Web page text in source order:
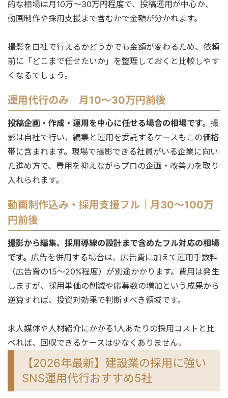
的な相場は月10万〜30万円程度で、投稿運用が中心か、
動画制作や採用支援まで含むかで金額が分かれます。
撮影を自社で行えるかどうかでも金額が変わるため、依頼
前に「どこまで任せたいか」を整理しておくと比較しやす
くなるでしょう。
運用代行のみ｜月10〜30万円前後
投稿企画・作成・運用を中心に任せる場合の相場です。 撮
影は自社で行い、編集と運用を委託するケースもこの価格
帯に含まれます。現場で撮影できる社員がいる企業に向い
た進め方で、費用を抑えながらプロの企画・改善力を取り
入れられます。
動画制作込み・採用支援フル｜月30〜100万
円前後
撮影から編集、採用導線の設計まで含めたフル対応の相場
です。 広告を併用する場合は、広告費に加えて運用手数料
（広告費の15〜20%程度）が別途かかります。費用は発生
しますが、採用単価の削減や応募数の増加という成果から
逆算すれば、投資対効果で判断すべき領域です。
求人媒体や人材紹介にかかる1人あたりの採用コストと比
べれば、回収できるケースは少なくありません。
【2026年最新】建設業の採用に強い
SNS運用代行おすすめ5社